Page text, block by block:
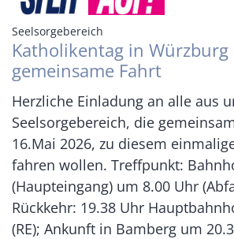
Seelsorgebereich
Katholikentag in Würzburg
gemeinsame Fahrt
Herzliche Einladung an alle aus
Seelsorgebereich, die
16.Mai 2026, zu diesem
fahren wollen. Treffpunkt:
(Haupteingang) um 8.00 Uhr
Rückkehr: 19.38 Uhr
(RE); Ankunft in Bamberg um